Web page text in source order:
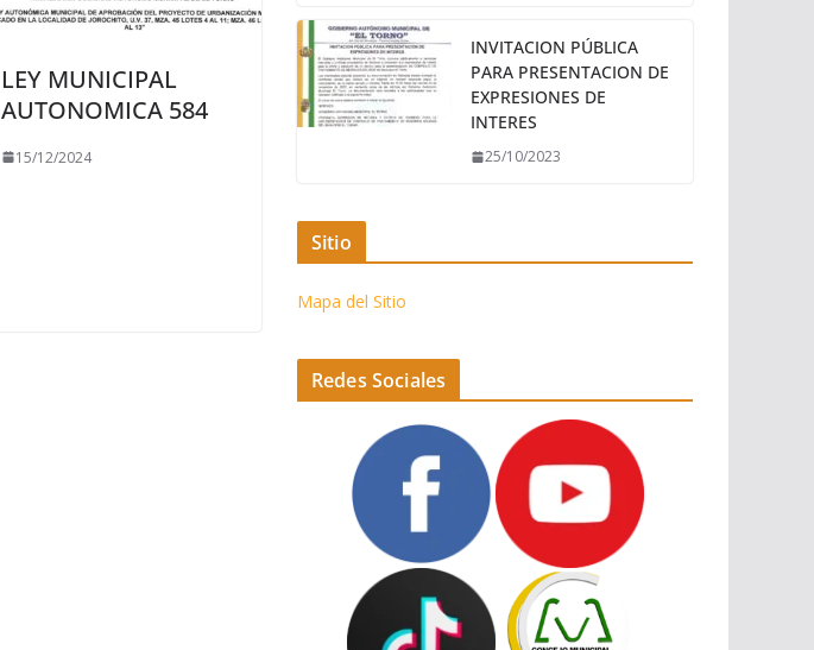
LEY MUNICIPAL
AUTONOMICA 584
15/12/2024
INVITACION PÚBLICA
PARA PRESENTACION DE
EXPRESIONES DE
INTERES
25/10/2023
Sitio
Mapa del Sitio
Redes Sociales